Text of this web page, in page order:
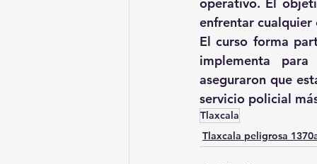
enfrentar
El curso forma
implementa
aseguraron que
servicio policial
Tlaxcala
Tlaxcala peligrosa